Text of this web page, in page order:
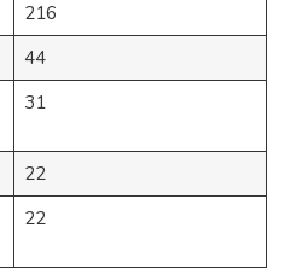
216
44
31
22
22